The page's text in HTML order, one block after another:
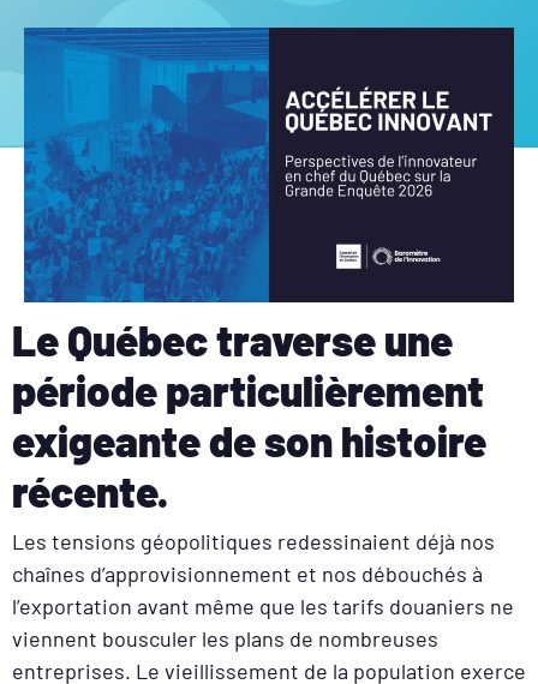
Le Québec traverse une
période particulièrement
exigeante de son histoire
récente.
Les tensions géopolitiques redessinaient déjà nos
chaînes d’approvisionnement et nos débouchés à
l’exportation avant même que les tarifs douaniers ne
viennent bousculer les plans de nombreuses
entreprises. Le vieillissement de la population exerce